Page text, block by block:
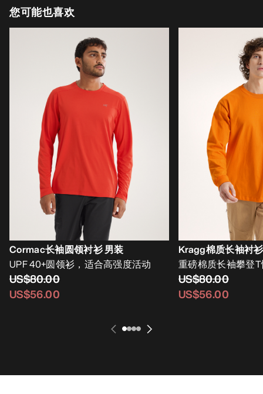
您可能也喜欢
Cormac长袖圆领衬衫 男装
UPF 40+圆领衫，适合高强度活动
US$80.00
US$56.00
Kragg棉质长袖衬
重磅棉质长袖攀登
US$80.00
US$56.00